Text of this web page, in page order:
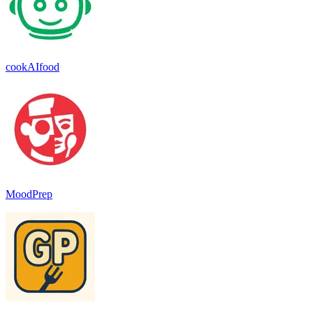
cookAIfood
MoodPrep